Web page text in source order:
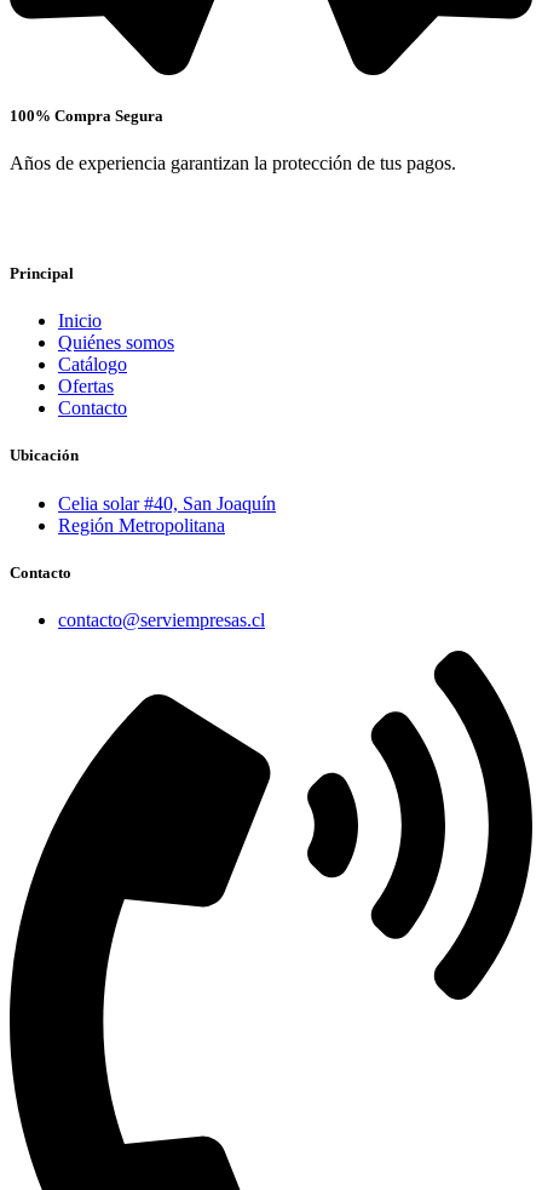
100% Compra Segura
Años de experiencia garantizan la protección de tus pagos.
Principal
Inicio
Quiénes somos
Catálogo
Ofertas
Contacto
Ubicación
Celia solar #40, San Joaquín
Región Metropolitana
Contacto
contacto@serviempresas.cl